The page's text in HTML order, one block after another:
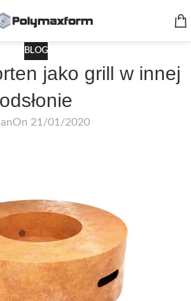
BLOG
jako grill w innej
odsłonie
On 21/01/2020